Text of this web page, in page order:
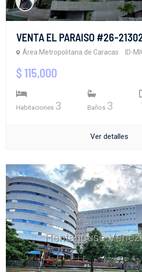
VENTA EL PARAISO #26-
Área Metropolitana de Caracas ID-
$ 115,000
Habitaciones 3 Baños 3
Ver detalles